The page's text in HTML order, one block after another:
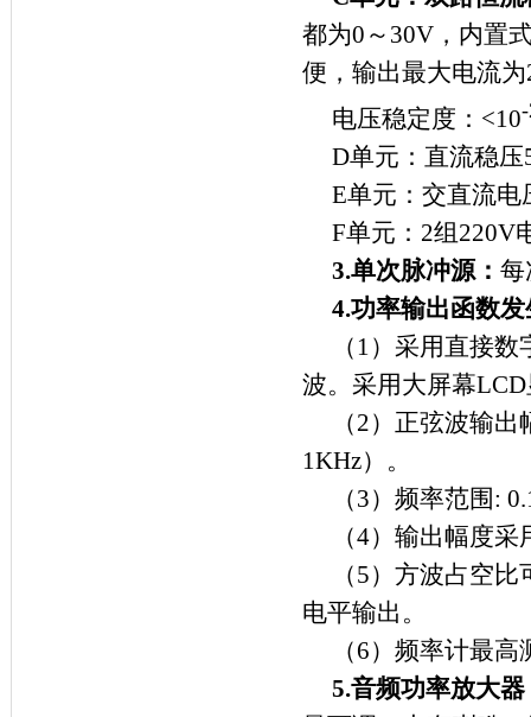
都为0～30V，内置
便，输出最大电流
电压稳定度：<10
D单元：直流稳
E单元：交直流电
F单元：2组220V
3.单次脉冲源： 每
4.功率输出函数
（1）采用直接
波。采用大屏幕
（2）正弦波输
1KHz）。
（3）频率范围:
（4）输出幅度
（5）方波占空
电平输出。
（6）频率计最
5.音频功率放大器